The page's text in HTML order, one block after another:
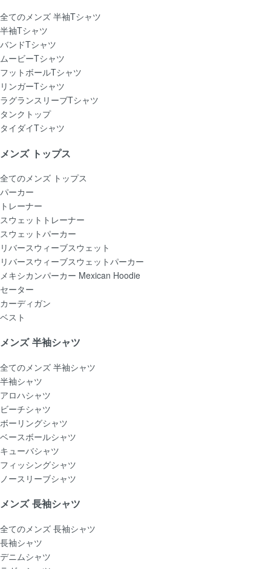
全てのメンズ 半袖Tシャツ
半袖Tシャツ
バンドTシャツ
ムービーTシャツ
フットボールTシャツ
リンガーTシャツ
ラグランスリーブTシャツ
タンクトップ
タイダイTシャツ
メンズ トップス
全てのメンズ トップス
パーカー
トレーナー
スウェットトレーナー
スウェットパーカー
リバースウィーブスウェット
リバースウィーブスウェットパーカー
メキシカンパーカー Mexican Hoodie
セーター
カーディガン
ベスト
メンズ 半袖シャツ
全てのメンズ 半袖シャツ
半袖シャツ
アロハシャツ
ビーチシャツ
ボーリングシャツ
ベースボールシャツ
キューバシャツ
フィッシングシャツ
ノースリーブシャツ
メンズ 長袖シャツ
全てのメンズ 長袖シャツ
長袖シャツ
デニムシャツ